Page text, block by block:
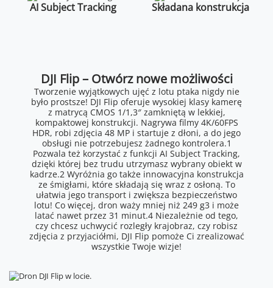
AI Subject Tracking Składana konstrukcja
DJI Flip – Otwórz nowe możliwości
Tworzenie wyjątkowych ujęć z lotu ptaka nigdy nie
było prostsze! DJI Flip oferuje wysokiej klasy kamerę
z matrycą CMOS 1/1,3″ zamkniętą w lekkiej,
kompaktowej konstrukcji. Nagrywa filmy 4K/60FPS
HDR, robi zdjęcia 48 MP i startuje z dłoni, a do jego
obsługi nie potrzebujesz żadnego kontrolera.1
Pozwala też korzystać z funkcji AI Subject Tracking,
dzięki której bez trudu utrzymasz wybrany obiekt w
kadrze.2 Wyróżnia go także innowacyjna konstrukcja
ze śmigłami, które składają się wraz z osłoną. To
ułatwia jego transport i zwiększa bezpieczeństwo
lotu! Co więcej, dron waży mniej niż 249 g3 i może
latać nawet przez 31 minut.4 Niezależnie od tego,
czy chcesz uchwycić rozległy krajobraz, czy robisz
zdjęcia z przyjaciółmi, DJI Flip pomoże Ci zrealizować
wszystkie Twoje wizje!